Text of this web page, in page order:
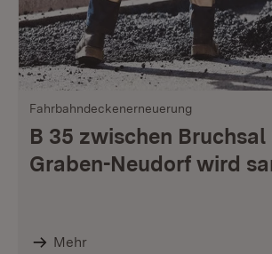
Fahrbahndeckenerneuerung
B 35 zwischen Bruchsal
Graben-Neudorf wird
Mehr